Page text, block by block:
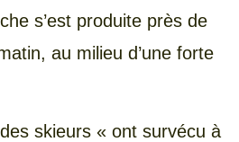
s’est produite près de
au milieu d’une forte
skieurs « ont survécu à